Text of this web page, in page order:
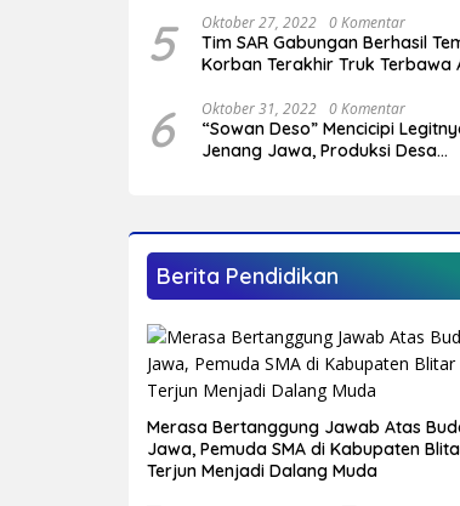
5 Oktober 27, 2022 0 Komentar
Tim SAR Gabungan Berhasil
Korban Terakhir Truk Terbawa
6 Oktober 31, 2022 0 Komentar
“Sowan Deso” Mencicipi
Jenang Jawa, Produksi Desa
Berita Pendidikan
Merasa Bertanggung Jawab Atas
Jawa, Pemuda SMA di Kabupaten
Terjun Menjadi Dalang Muda